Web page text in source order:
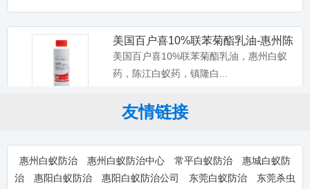
美国百户喜10%联苯菊酯乳油-惠州陈
江镇隆水口装修预防白蚁
美国百户喜10%联苯菊酯乳油，惠州白蚁
药，陈江白蚁药，镇隆白...
卫豹·5%联苯菊酯悬浮剂，惠州白蚁药，惠
阳白蚁药水，大亚湾装...
友情链接
惠州白蚁防治 惠州白蚁防治中心 常平白蚁防治
惠城白蚁防
治
惠阳白蚁防治 惠阳白蚁防治公司 东莞白蚁防治
东莞杀虫